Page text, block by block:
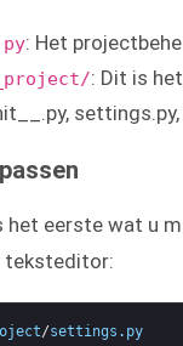
: Het
: Dit is
eerste wat u
teksteditor:
/settings . py